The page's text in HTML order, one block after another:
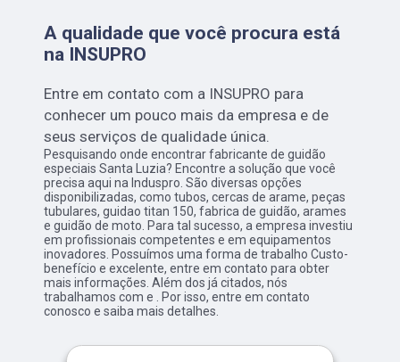
A qualidade que você procura está
na INSUPRO
Entre em contato com a INSUPRO para
conhecer um pouco mais da empresa e de
seus serviços de qualidade única.
Pesquisando onde encontrar fabricante de guidão
especiais Santa Luzia? Encontre a solução que você
precisa aqui na Induspro. São diversas opções
disponibilizadas, como tubos, cercas de arame, peças
tubulares, guidao titan 150, fabrica de guidão, arames
e guidão de moto. Para tal sucesso, a empresa investiu
em profissionais competentes e em equipamentos
inovadores. Possuímos uma forma de trabalho Custo-
benefício e excelente, entre em contato para obter
mais informações. Além dos já citados, nós
trabalhamos com e . Por isso, entre em contato
conosco e saiba mais detalhes.